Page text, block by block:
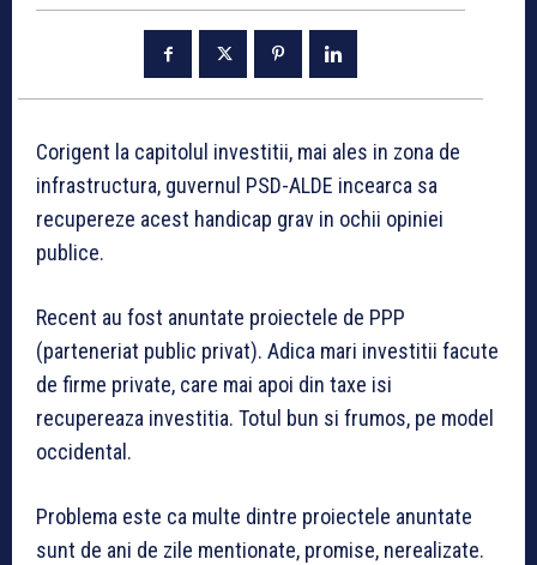
Corigent la capitolul investitii, mai ales in zona de
infrastructura, guvernul PSD-ALDE incearca sa
recupereze acest handicap grav in ochii opiniei
publice.
Recent au fost anuntate proiectele de PPP
(parteneriat public privat). Adica mari investitii facute
de firme private, care mai apoi din taxe isi
recupereaza investitia. Totul bun si frumos, pe model
occidental.
Problema este ca multe dintre proiectele anuntate
sunt de ani de zile mentionate, promise, nerealizate.